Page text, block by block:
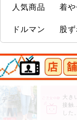
人気商品 着や
ドルマン 股
店舗情報実況中
大き
接触